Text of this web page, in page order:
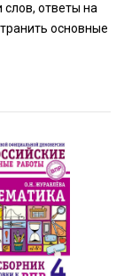
ответы на
основные